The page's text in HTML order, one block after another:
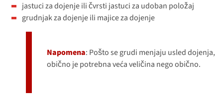
jastuci za dojenje ili čvrsti jastuci za udoban položaj
grudnjak za dojenje ili majice za dojenje
Napomena: Pošto se grudi menjaju usled dojenja,
obično je potrebna veća veličina nego obično.